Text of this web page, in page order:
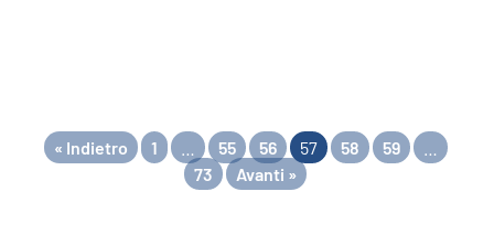
« Indietro 1 55 56 57 58 59
73
Avanti »